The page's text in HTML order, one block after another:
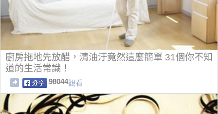
廚房拖地先放醋，清油汙竟然這麼簡單 31個你不知
道的生活常識！
98044觀看